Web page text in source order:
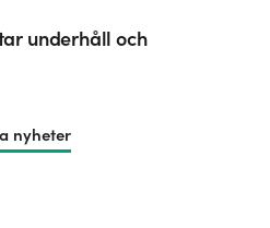
underhåll och
nyheter